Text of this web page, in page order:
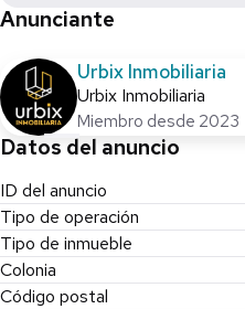
Anunciante
Urbix Inmobiliaria
Urbix Inmobiliaria
Miembro desde 2023
Datos del anuncio
ID del anuncio
Tipo de operación
Tipo de inmueble
Colonia
Código postal